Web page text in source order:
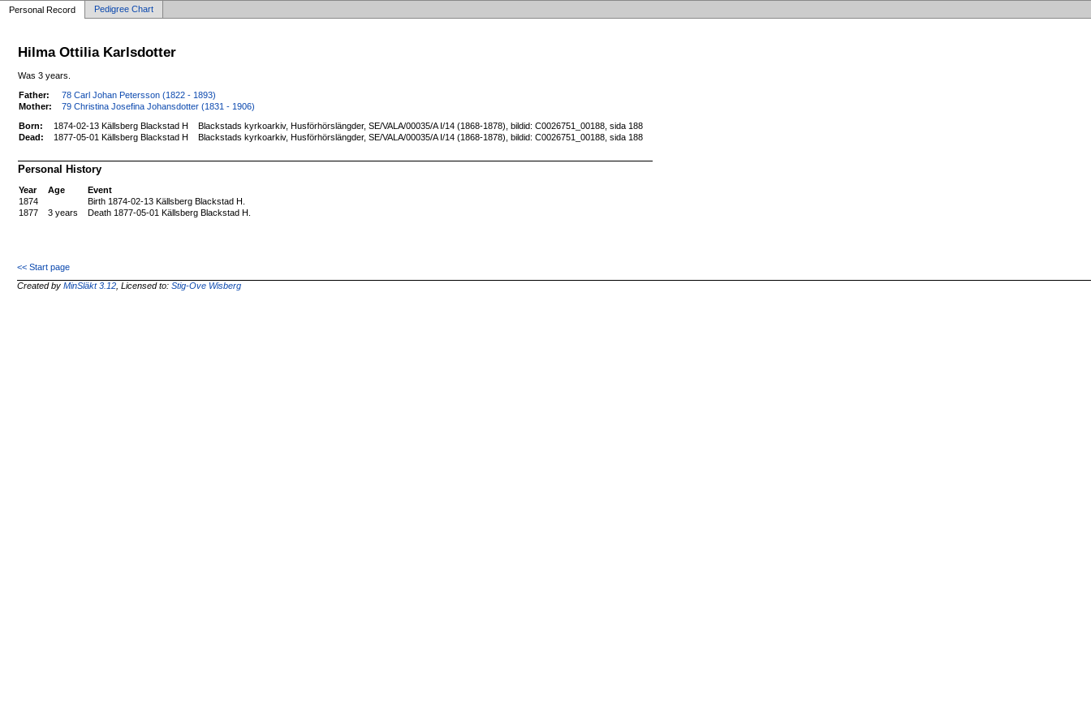
Personal Record Pedigree Chart
Hilma Ottilia Karlsdotter
Was 3 years.
Father:
78 Carl Johan Petersson (1822 - 1893)
Mother:
79 Christina Josefina Johansdotter (1831 - 1906)
Born: 1874-02-13 Källsberg Blackstad H
Blackstads kyrkoarkiv, Husförhörslängder, SE/VALA/00035/A I/14 (1868-1878), bildid: C0026751_00188, sida 188
Dead:
1877-05-01 Källsberg Blackstad H Blackstads kyrkoarkiv, Husförhörslängder, SE/VALA/00035/A I/14 (1868-1878), bildid: C0026751_00188, sida 188
Personal History
Year Age
Event
1874
Birth 1874-02-13 Källsberg Blackstad H.
1877
3 years Death 1877-05-01 Källsberg Blackstad H.
<< Start page
Created byMinSläkt 3.12 , Licensed to:Stig-Ove Wisberg